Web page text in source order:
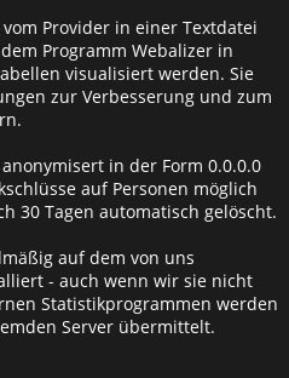
Provider in einer Textdatei
Programm Webalizer in
visualisiert werden. Sie
zur Verbesserung und zum
in der Form 0.0.0.0
auf Personen möglich
30 Tagen automatisch gelöscht.
auf dem von uns
- auch wenn wir sie nicht
Statistikprogrammen werden
Server übermittelt.